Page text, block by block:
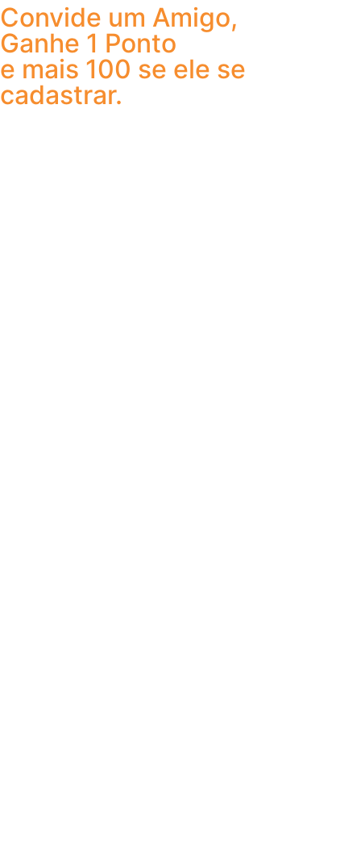
Convide um Amigo,
Ganhe 1 Ponto
e mais 100 se ele se
cadastrar.